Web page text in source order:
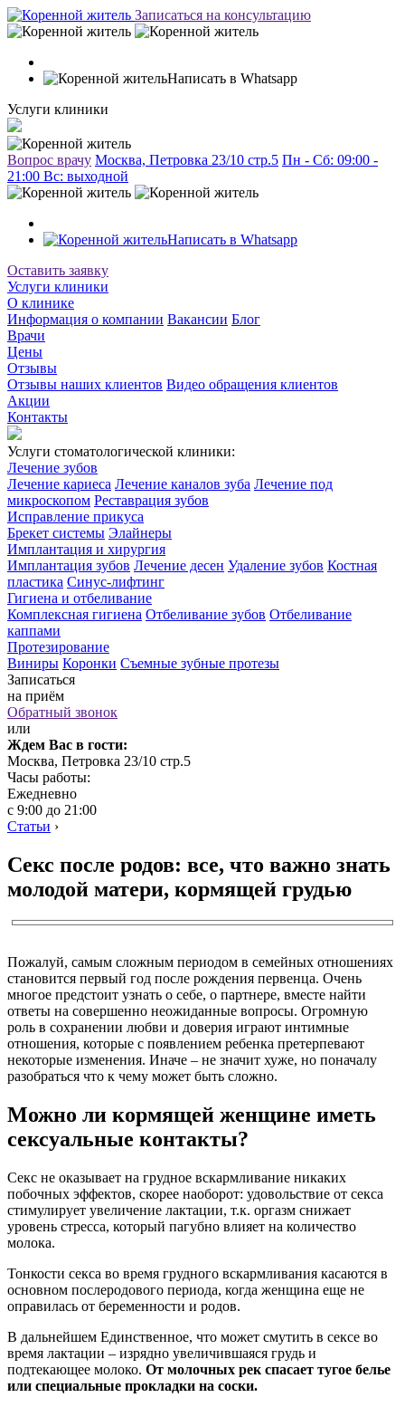
Записаться на консультацию
Написать в Whatsapp
Услуги клиники
Вопрос врачу Москва, Петровка 23/10 стр.5 Пн - Сб: 09:00 -
21:00 Вc: выходной
Написать в Whatsapp
Оставить заявку
Услуги клиники
О клинике
Информация о компании Вакансии Блог
Врачи
Цены
Отзывы
Отзывы наших клиентов Видео обращения клиентов
Акции
Контакты
Услуги стоматологической клиники:
Лечение зубов
Лечение кариеса Лечение каналов зуба Лечение под
микроскопом Реставрация зубов
Исправление прикуса
Брекет системы Элайнеры
Имплантация и хирургия
Имплантация зубов Лечение десен Удаление зубов Костная
пластика Синус-лифтинг
Гигиена и отбеливание
Комплексная гигиена Отбеливание зубов Отбеливание
каппами
Протезирование
Виниры Коронки Съемные зубные протезы
Записаться
на приём
Обратный звонок
или
Ждем Вас в гости:
Москва, Петровка 23/10 стр.5
Часы работы:
Ежедневно
с 9:00 до 21:00
Статьи ›
Секс после родов: все, что важно знать
молодой матери, кормящей грудью
Пожалуй, самым сложным периодом в семейных отношениях
становится первый год после рождения первенца. Очень
многое предстоит узнать о себе, о партнере, вместе найти
ответы на совершенно неожиданные вопросы. Огромную
роль в сохранении любви и доверия играют интимные
отношения, которые с появлением ребенка претерпевают
некоторые изменения. Иначе – не значит хуже, но поначалу
разобраться что к чему может быть сложно.
Можно ли кормящей женщине иметь
сексуальные контакты?
Секс не оказывает на грудное вскармливание никаких
побочных эффектов, скорее наоборот: удовольствие от секса
стимулирует увеличение лактации, т.к. оргазм снижает
уровень стресса, который пагубно влияет на количество
молока.
Тонкости секса во время грудного вскармливания касаются в
основном послеродового периода, когда женщина еще не
оправилась от беременности и родов.
В дальнейшем Единственное, что может смутить в сексе во
время лактации – изрядно увеличившаяся грудь и
подтекающее молоко. От молочных рек спасает тугое белье
или специальные прокладки на соски.